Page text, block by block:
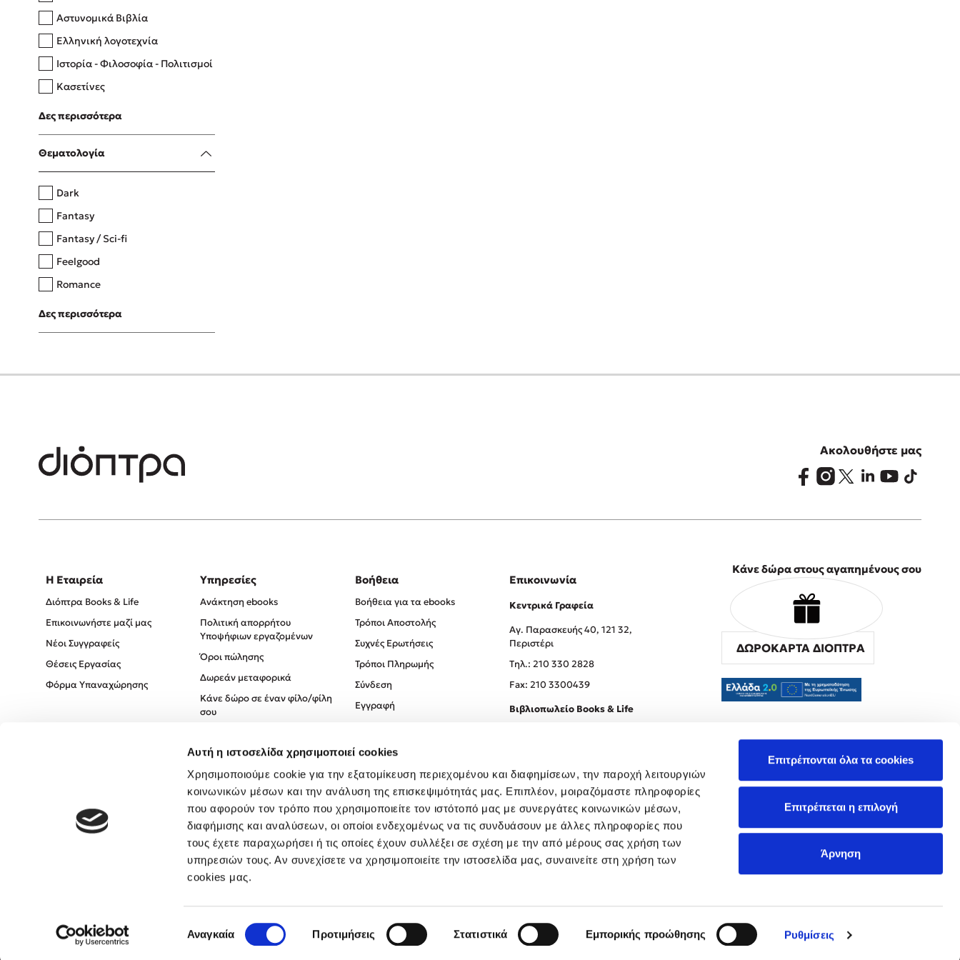
Αυτή η ιστοσελίδα χρησιμοποιεί cookies
Χρησιμοποιούμε cookie για την εξατομίκευση περιεχομένου και διαφημίσεων, την παροχή λειτουργιών
κοινωνικών μέσων και την ανάλυση της επισκεψιμότητάς μας. Επιπλέον, μοιραζόμαστε πληροφορίες
που αφορούν τον τρόπο που χρησιμοποιείτε τον ιστότοπό μας με συνεργάτες κοινωνικών μέσων,
διαφήμισης και αναλύσεων, οι οποίοι ενδεχομένως να τις συνδυάσουν με άλλες πληροφορίες που
τους έχετε παραχωρήσει ή τις οποίες έχουν συλλέξει σε σχέση με την από μέρους σας χρήση των
υπηρεσιών τους. Αν συνεχίσετε να χρησιμοποιείτε την ιστοσελίδα μας, συναινείτε στη χρήση των
cookies μας.
συγκατάθεσης
Αναγκαία Προτιμήσεις Στατιστικά Εμπορικής προώθησης Ρυθμίσεις
Επιτρέπονται όλα τα cookies
Επιτρέπεται η επιλογή
Άρνηση
Δανάη Δεληγεώργη
Πάνω, κάτω, μπροστά, πίσω
Η μέθοδος Αφήστε τους
Αστυνομικά Βιβλία
Ελληνική λογοτεχνία
Ιστορία - Φιλοσοφία - Πολιτισμοί
Κασετίνες
Λευκώματα - Έγχρωμοι οδηγοί
Μαγειρική
Δες περισσότερα
Θεματολογία
Dark
Fantasy
Fantasy / Sci-fi
Feelgood
Romance
Upmarket
Young Adult
Δες περισσότερα
Ακολουθήστε μας
Η Εταιρεία
Διόπτρα Books & Life
Επικοινωνήστε μαζί μας
Νέοι Συγγραφείς
Θέσεις Εργασίας
Φόρμα Υπαναχώρησης
Υπηρεσίες
Ανάκτηση ebooks
Πολιτική απορρήτου
Υποψήφιων εργαζομένων
Όροι πώλησης
Δωρεάν μεταφορικά
Κάνε δώρο σε έναν φίλο/φίλη
σου
Πολιτική Απορρήτου
Όροι χρήσης
Βοήθεια
Βοήθεια για τα ebooks
Τρόποι Αποστολής
Συχνές Ερωτήσεις
Τρόποι Πληρωμής
Σύνδεση
Εγγραφή
Επικοινωνία
Κεντρικά Γραφεία
Αγ. Παρασκευής 40, 121 32,
Περιστέρι
Tηλ.: 210 330 2828
Fax: 210 3300439
Βιβλιοπωλείο Books & Life
Κάνε δώρα στους αγαπημένους σου
ΔΩΡΟΚΑΡΤΑ ΔΙΟΠΤΡΑ
Created by Powered by